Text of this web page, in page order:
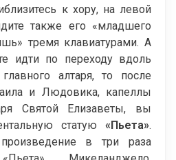
к хору, на левой
также его «младшего
тремя клавиатурами. А
идти по переходу вдоль
алтаря, то после
и Людовика, капеллы
Святой Елизаветы, вы
статую «Пьета».
в три раза